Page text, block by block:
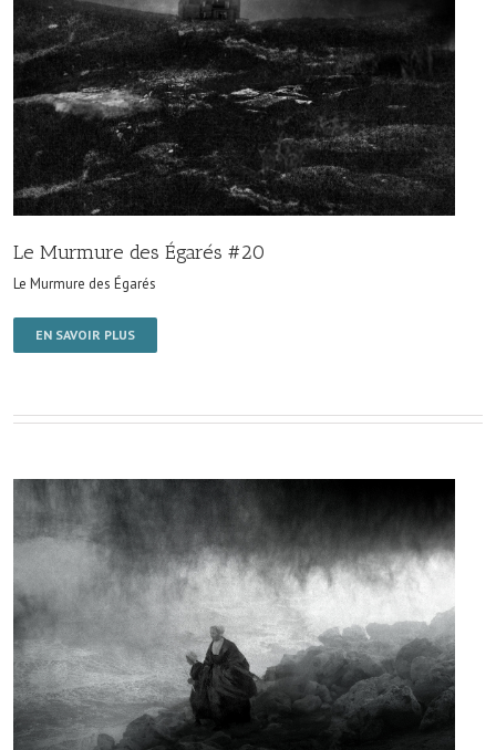
Le Murmure des Égarés #20
Le Murmure des Égarés
EN SAVOIR PLUS